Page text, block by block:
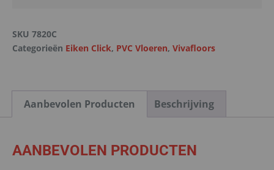
SKU 7820C
Categorieën Eiken Click, PVC Vloeren, Vivafloors
Aanbevolen Producten Beschrijving
AANBEVOLEN PRODUCTEN